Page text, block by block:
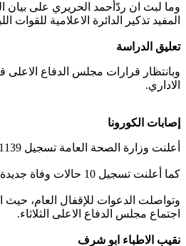
وما لبث ان ردّأحمد الحريري على بيان
المفيد تذكير الدائرة الاعلامية
تعليق الدراسة
وبانتظار قرارات مجلس الدفاع الاعلى
الاداري.
إصابات الكورونا
أعلنت وزارة الصحة العامة تسجيل 1139 إصابة جديدة بفيروس “كورونا” في لبنان، ما يرفع العدد الإجمالي للمصابين إلى 94236.
كما أعلنت تسجيل 10 حالات وفاة جديدة بالفيروس ترفع الحصيلة الإجمالية للمتوفين إلى 723.
وتواصلت الدعوات للإقفال العام،
اجتماع مجلس الدفاع الاعلى الثلاثاء.
نقيب الاطباء ابو شرف